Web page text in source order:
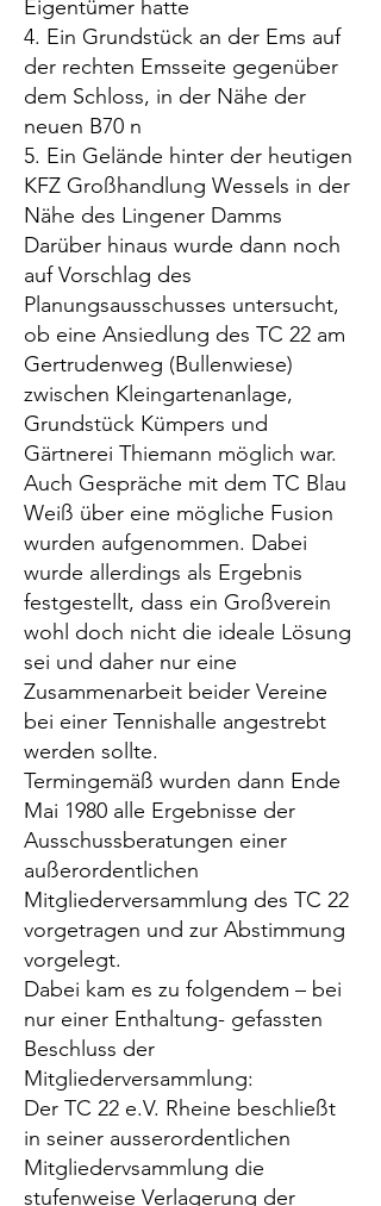
Eigentümer hatte
4. Ein Grundstück an der Ems auf
der rechten Emsseite gegenüber
dem Schloss, in der Nähe der
neuen B70 n
5. Ein Gelände hinter der heutigen
KFZ Großhandlung Wessels in der
Nähe des Lingener Damms
Darüber hinaus wurde dann noch
auf Vorschlag des
Planungsausschusses untersucht,
ob eine Ansiedlung des TC 22 am
Gertrudenweg (Bullenwiese)
zwischen Kleingartenanlage,
Grundstück Kümpers und
Gärtnerei Thiemann möglich war.
Auch Gespräche mit dem TC Blau
Weiß über eine mögliche Fusion
wurden aufgenommen. Dabei
wurde allerdings als Ergebnis
festgestellt, dass ein Großverein
wohl doch nicht die ideale Lösung
sei und daher nur eine
Zusammenarbeit beider Vereine
bei einer Tennishalle angestrebt
werden sollte.
Termingemäß wurden dann Ende
Mai 1980 alle Ergebnisse der
Ausschussberatungen einer
außerordentlichen
Mitgliederversammlung des TC 22
vorgetragen und zur Abstimmung
vorgelegt.
Dabei kam es zu folgendem – bei
nur einer Enthaltung- gefassten
Beschluss der
Mitgliederversammlung:
Der TC 22 e.V. Rheine beschließt
in seiner ausserordentlichen
Mitgliedervsammlung die
stufenweise Verlagerung der